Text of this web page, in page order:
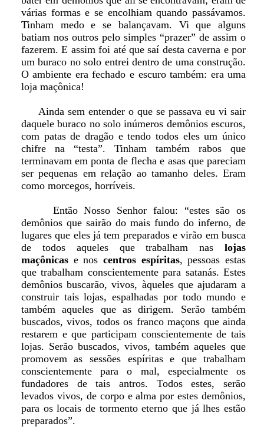
várias formas e se encolhiam quando passávamos.
Tinham medo e se balançavam. Vi que alguns
batiam nos outros pelo simples “prazer” de assim o
fazerem. E assim foi até que saí desta caverna e por
um buraco no solo entrei dentro de uma construção.
O ambiente era fechado e escuro também: era uma
loja maçônica!
Ainda sem entender o que se passava eu vi sair
daquele buraco no solo inúmeros demônios escuros,
com patas de dragão e tendo todos eles um único
chifre na “testa”. Tinham também rabos que
terminavam em ponta de flecha e asas que pareciam
ser pequenas em relação ao tamanho deles. Eram
como morcegos, horríveis.
Então Nosso Senhor falou: “estes são os
demônios que sairão do mais fundo do inferno, de
lugares que eles já tem preparados e virão em busca
de todos aqueles que trabalham naslojas
maçônicase nos centros espíritas, pessoas estas
que trabalham conscientemente para satanás. Estes
demônios buscarão, vivos, àqueles que ajudaram a
construir tais lojas, espalhadas por todo mundo e
também aqueles que as dirigem. Serão também
buscados, vivos, todos os franco maçons que ainda
restarem e que participam conscientemente de tais
lojas. Serão buscados, vivos, também aqueles que
promovem as sessões espíritas e que trabalham
conscientemente para o mal, especialmente os
fundadores de tais antros. Todos estes, serão
levados vivos, de corpo e alma por estes demônios,
para os locais de tormento eterno que já lhes estão
preparados”.